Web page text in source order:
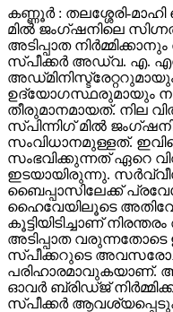
കണ്ണൂർ : തലശ്ശേരി-
മിൽ ജംഗ്ഷനിലെ
അടിപ്പാത
സ്‌പീക്കർ അഡ്വ. എ.
ഉദ്യോഗസ്ഥരുമായും
തീരുമാനമായത്. നില
സ്‌പിന്നിഗ് മിൽ
സംവിധാനമുള്ളത്.
സംഭവിക്കുന്നത് ഏറെ
ഇടയായിരുന്നു.
ബൈപ്പാസിലേക്ക്
ഹൈവേയിലൂടെ
കൂട്ടിയിടിച്ചാണ്
അടിപ്പാത
സ്‌പീക്കറുടെ
പരിഹാരമാവുകയാണ്.
ഓവർ ബ്രിഡ്‌ജ്
സ്പീക്കർ